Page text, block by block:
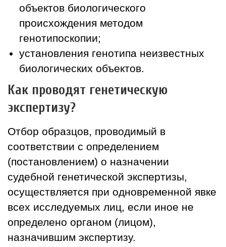
объектов биологического
происхождения методом
генотипоскопии;
установления генотипа неизвестных
биологических объектов.
Как проводят генетическую
экспертизу?
Отбор образцов, проводимый в
соответствии с определением
(постановлением) о назначении
судебной генетической экспертизы,
осуществляется при одновременной явке
всех исследуемых лиц, если иное не
определено органом (лицом),
назначившим экспертизу.